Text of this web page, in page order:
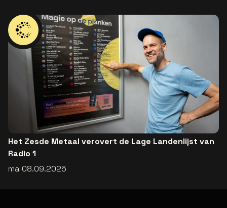
Het Zesde Metaal verovert de Lage Landenlijst van
Radio 1
ma 08.09.2025